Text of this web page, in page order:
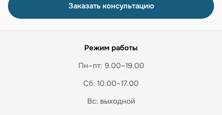
Заказать консультацию
Режим работы
Пн–пт: 9.00–19.00
Сб: 10.00–17.00
Вс: выходной